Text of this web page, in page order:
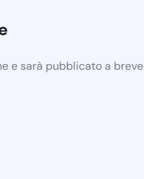
e sarà pubblicato a breve